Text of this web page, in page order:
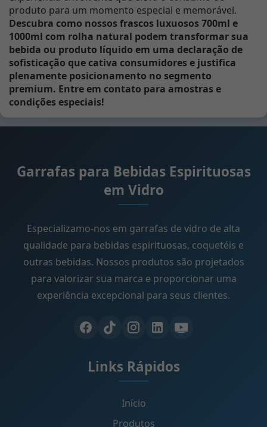
produto para um momento especial e memorável.
Descubra como nossos frascos luxuosos 700ml e
1000ml com rolha natural podem transformar sua
bebida ou produto líquido em uma declaração de
sofisticação que cativa consumidores e justifica
plenamente posicionamento no segmento
premium. Entre em contato para amostras e
condições especiais!
Garrafas para Bebidas Espirituosas
em Vidro
Especializamo-nos em garrafas de vidro de alta
qualidade para bebidas espirituosas, coquetéis e
outras bebidas. Nossos produtos são projetados
para valorizar sua marca e proporcionar uma
experiência excepcional para seus clientes.
Links Rápidos
Início
Produtos